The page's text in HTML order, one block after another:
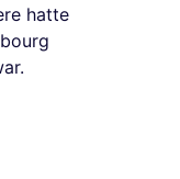
hatte